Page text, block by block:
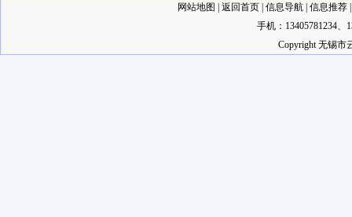
网站地图 返回首页 信息导航 信息推荐
手机：13405781234
Copyright 无锡